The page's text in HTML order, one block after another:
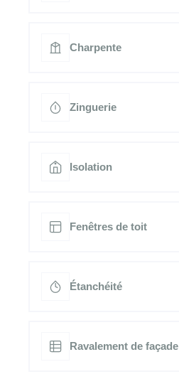
Charpente
Zinguerie
Isolation
Fenêtres de toit
Étanchéité
Ravalement de façade